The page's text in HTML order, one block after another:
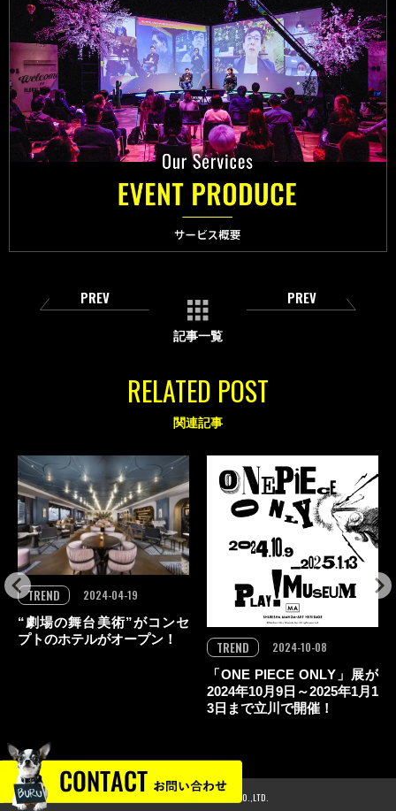
PREV
記事一覧
PREV
RELATED POST
関連記事
“劇場の舞台美術”がコンセ
プトのホテルがオープン！
TREND 2024-04-19
「ONE PIECE ONLY」展が
2024年10月9日～2025年1月1
3日まで立川で開催！
TREND 2024-10-08
© 2024 GLOBAL PRODUCE CO.,LTD.